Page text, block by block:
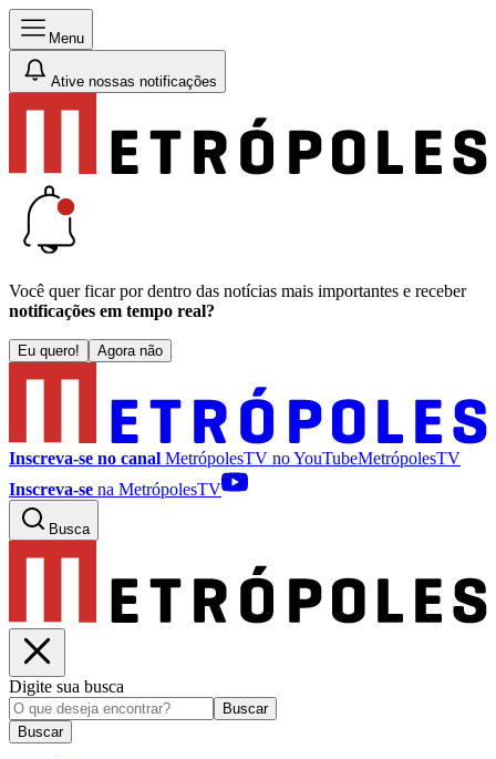
Menu
Ative nossas notificações
Você quer ficar por dentro das notícias mais importantes e receber
notificações em tempo real?
Eu quero! Agora não
Inscreva-se no canal MetrópolesTV noYouTubeMetrópolesTV
Inscreva-se na MetrópolesTV
Busca
Digite sua busca
Buscar
Buscar